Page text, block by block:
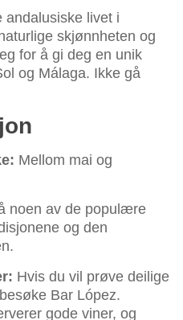
andalusiske livet i
skjønnheten og
for å gi deg en unik
og Málaga. Ikke gå
Mellom mai og
noen av de populære
og den
Hvis du vil prøve deilige
Bar López.
gode viner, og